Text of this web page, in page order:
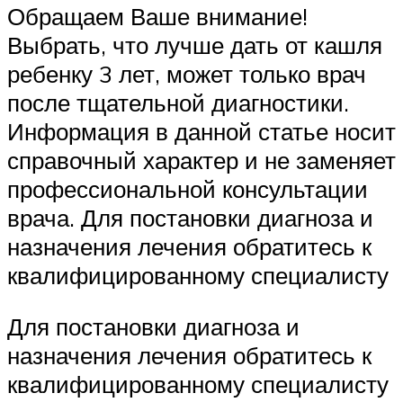
Обращаем Ваше внимание!
Выбрать, что лучше дать от кашля
ребенку 3 лет, может только врач
после тщательной диагностики.
Информация в данной статье носит
справочный характер и не заменяет
профессиональной консультации
врача. Для постановки диагноза и
назначения лечения обратитесь к
квалифицированному специалисту
Для постановки диагноза и
назначения лечения обратитесь к
квалифицированному специалисту